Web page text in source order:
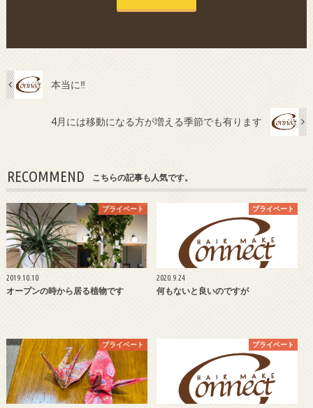
本当に‼︎
4月には移動になる方が増える季節でも有ります
RECOMMEND こちらの記事も人気です。
プライベート
2019.10.10
オープンの時から居る植物です
プライベート
2020.9.24
何もないと良いのですが
プライベート プライベート